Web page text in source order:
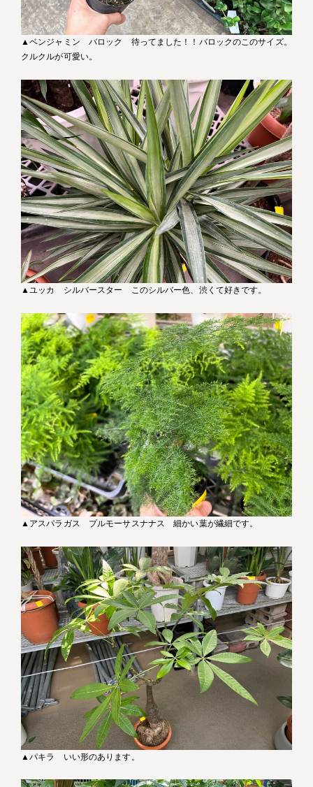
▲ベンジャミン バロック 待ってました！！バロックのこのサイズ。
クルクルが可愛い。
▲ユッカ シルバースター このシルバー色、渋くて好きです。
▲アスパラガス プルモーサスナナス 細かい葉が繊細です。
▲パキラ いい形のあります。